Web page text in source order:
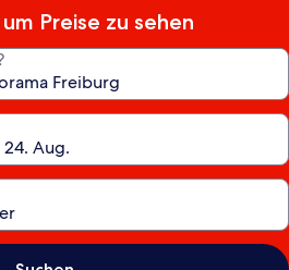
Preise zu sehen